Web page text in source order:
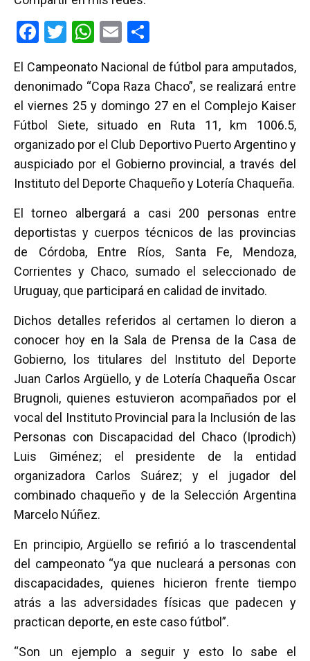
F
ce
b
o
o
k
T
tt
er
W
at
s
A
p
p
E
ail m
p
ar
tir
El Campeonato Nacional de fútbol para amputados,
denonimado “Copa Raza Chaco”, se realizará entre
el viernes 25 y domingo 27 en el Complejo Kaiser
Fútbol Siete, situado en Ruta 11, km 1006.5,
organizado por el Club Deportivo Puerto Argentino y
auspiciado por el Gobierno provincial, a través del
Instituto del Deporte Chaqueño y Lotería Chaqueña.
El torneo albergará a casi 200 personas entre
deportistas y cuerpos técnicos de las provincias
de Córdoba, Entre Ríos, Santa Fe, Mendoza,
Corrientes y Chaco, sumado el seleccionado de
Uruguay, que participará en calidad de invitado.
Dichos detalles referidos al certamen lo dieron a
conocer hoy en la Sala de Prensa de la Casa de
Gobierno, los titulares del Instituto del Deporte
Juan Carlos Argüello, y de Lotería Chaqueña Oscar
Brugnoli, quienes estuvieron acompañados por el
vocal del Instituto Provincial para la Inclusión de las
Personas con Discapacidad del Chaco (Iprodich)
Luis Giménez; el presidente de la entidad
organizadora Carlos Suárez; y el jugador del
combinado chaqueño y de la Selección Argentina
Marcelo Núñez.
En principio, Argüello se refirió a lo trascendental
del campeonato “ya que nucleará a personas con
discapacidades, quienes hicieron frente tiempo
atrás a las adversidades físicas que padecen y
practican deporte, en este caso fútbol”.
“Son un ejemplo a seguir y esto lo sabe el